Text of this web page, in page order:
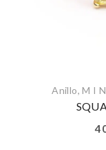
Anillo,M I